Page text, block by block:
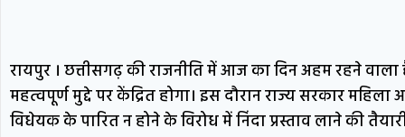
रायपुर । छत्तीसगढ़ की राजनीति में आज का दिन अहम रहने
महत्वपूर्ण मुद्दे पर केंद्रित होगा। इस दौरान राज्य सरकार
विधेयक के पारित न होने के विरोध में निंदा प्रस्ताव लाने की